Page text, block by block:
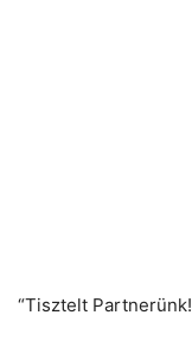
“Tisztelt Partnerünk!